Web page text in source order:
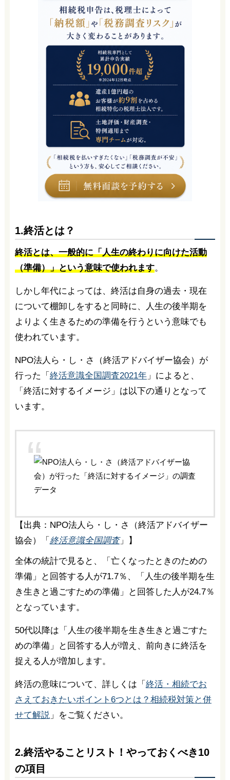
1.終活とは？
終活とは、一般的に「人生の終わりに向けた活動
（準備）」という意味で使われます。
しかし年代によっては、終活は自身の過去・現在
について棚卸しをすると同時に、人生の後半期を
よりよく生きるための準備を行うという意味でも
使われています。
NPO法人ら・し・さ（終活アドバイザー協会）が
行った「 終活意識全国調査2021年」によると、
「終活に対するイメージ」は以下の通りとなって
います。
【出典：NPO法人ら・し・さ（終活アドバイザー
協会）「 終活意識全国調査」】
全体の統計で見ると、「亡くなったときのための
準備」と回答する人が71.7％、「人生の後半期を生
き生きと過ごすための準備」と回答した人が24.7％
となっています。
50代以降は「人生の後半期を生き生きと過ごすた
めの準備」と回答する人が増え、前向きに終活を
捉える人が増加します。
終活の意味について、詳しくは「 終活・相続でお
さえておきたいポイント6つとは？相続税対策と併
せて解説」をご覧ください。
2.終活やることリスト！やっておくべき10
の項目